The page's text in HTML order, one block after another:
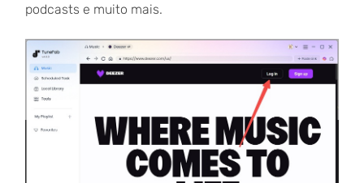
podcasts e muito mais.